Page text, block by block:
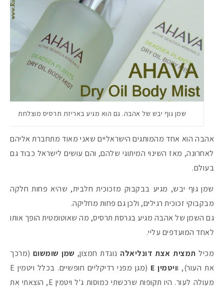
שמן גוף יבש של אהבה. גם הוא מגיע באריזת תרסיס מוצלחת
אהבה הוא אחד מהמותגים הישראליים שאני מאוד מתחברת אליהם
לאחרונה, מאז השינוי המיתוגי שלהם, והם עושים לישראל כבוד גם
בעולם.
שמן גוף יבש, מגיע בבקבוק מזכוכית חלבית, שהיא פחות חלקה
מבקבוקי זכוכית רגילים, ולכן גם פחות מחליקה.
גם השמן של אהבה מגיע בגרסת תרסיס, מה שאוטומטית הופך אותו
לאחד המועדפים עליי.
מכיל תמצית אצת דונליאלה נוגדת חמצון, שמן שומשום (מרכך
את העור), וויטמין E
(מגן מפני רדיקליים חופשיים. בכלל ויטמין E
מעולה לעור. היו תקופות שרכשתי כמוסות ג'ל ויטמין E, הוצאתי את